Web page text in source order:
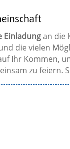
Einladungan die
die vielen
Ihr Kommen,
zu feiern.